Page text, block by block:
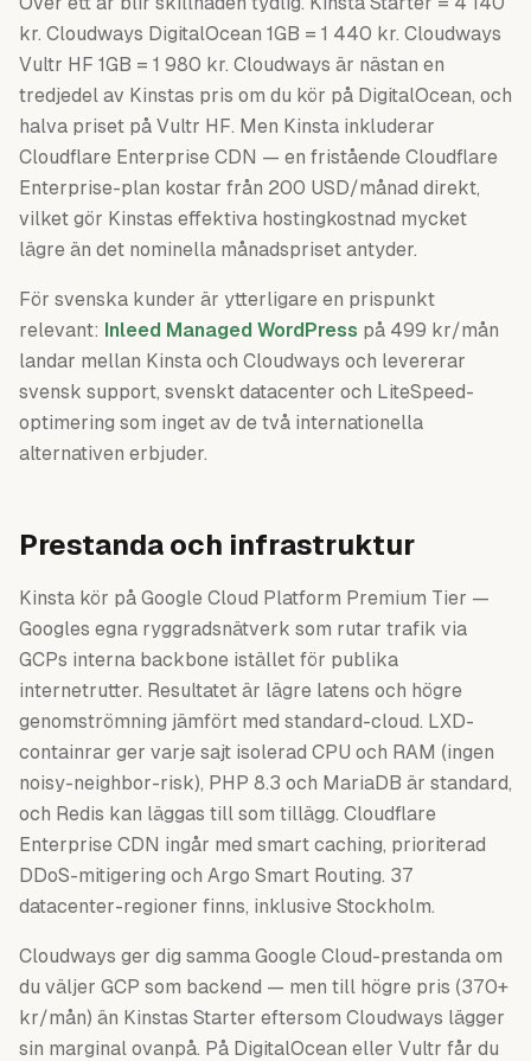
kr. Cloudways DigitalOcean 1GB = 1 440 kr. Cloudways
Vultr HF 1GB = 1 980 kr. Cloudways är nästan en
tredjedel av Kinstas pris om du kör på DigitalOcean, och
halva priset på Vultr HF. Men Kinsta inkluderar
Cloudflare Enterprise CDN — en fristående Cloudflare
Enterprise-plan kostar från 200 USD/månad direkt,
vilket gör Kinstas effektiva hostingkostnad mycket
lägre än det nominella månadspriset antyder.
För svenska kunder är ytterligare en prispunkt
relevant: Inleed Managed WordPress på 499 kr/mån
landar mellan Kinsta och Cloudways och levererar
svensk support, svenskt datacenter och LiteSpeed-
optimering som inget av de två internationella
alternativen erbjuder.
Prestanda och infrastruktur
Kinsta kör på Google Cloud Platform Premium Tier —
Googles egna ryggradsnätverk som rutar trafik via
GCPs interna backbone istället för publika
internetrutter. Resultatet är lägre latens och högre
genomströmning jämfört med standard-cloud. LXD-
containrar ger varje sajt isolerad CPU och RAM (ingen
noisy-neighbor-risk), PHP 8.3 och MariaDB är standard,
och Redis kan läggas till som tillägg. Cloudflare
Enterprise CDN ingår med smart caching, prioriterad
DDoS-mitigering och Argo Smart Routing. 37
datacenter-regioner finns, inklusive Stockholm.
Cloudways ger dig samma Google Cloud-prestanda om
du väljer GCP som backend — men till högre pris (370+
kr/mån) än Kinstas Starter eftersom Cloudways lägger
sin marginal ovanpå. På DigitalOcean eller Vultr får du